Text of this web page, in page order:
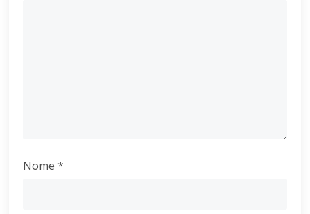
Nome*